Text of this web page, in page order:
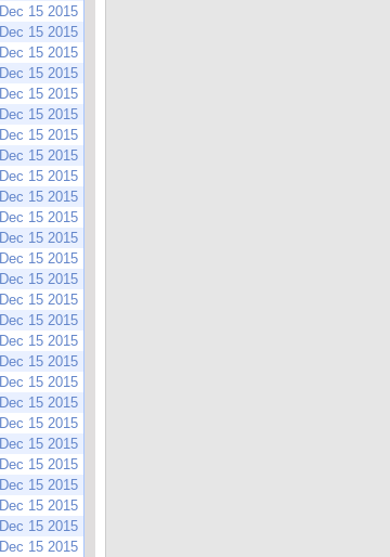
Dec 15 2015
Dec 15 2015
Dec 15 2015
Dec 15 2015
Dec 15 2015
Dec 15 2015
Dec 15 2015
Dec 15 2015
Dec 15 2015
Dec 15 2015
Dec 15 2015
Dec 15 2015
Dec 15 2015
Dec 15 2015
Dec 15 2015
Dec 15 2015
Dec 15 2015
Dec 15 2015
Dec 15 2015
Dec 15 2015
Dec 15 2015
Dec 15 2015
Dec 15 2015
Dec 15 2015
Dec 15 2015
Dec 15 2015
Dec 15 2015